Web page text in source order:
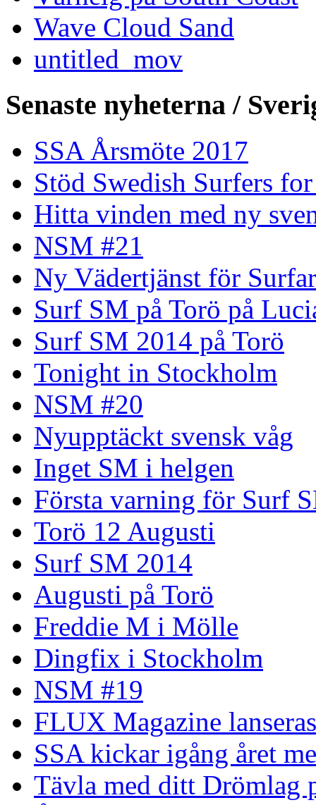
Wave Cloud Sand
untitled_mov
Senaste nyheterna /
SSA Årsmöte 2017
Stöd Swedish Surfers
Hitta vinden med ny
NSM #21
Ny Vädertjänst för
Surf SM på Torö på
Surf SM 2014 på Torö
Tonight in Stockholm
NSM #20
Nyupptäckt svensk våg
Inget SM i helgen
Första varning för Surf
Torö 12 Augusti
Surf SM 2014
Augusti på Torö
Freddie M i Mölle
Dingfix i Stockholm
NSM #19
FLUX Magazine lanseras
SSA kickar igång året
Tävla med ditt Drömlag